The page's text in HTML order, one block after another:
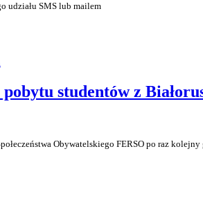
udziału SMS lub mailem
studentów z
Obywatelskiego FERSO po raz kolejny